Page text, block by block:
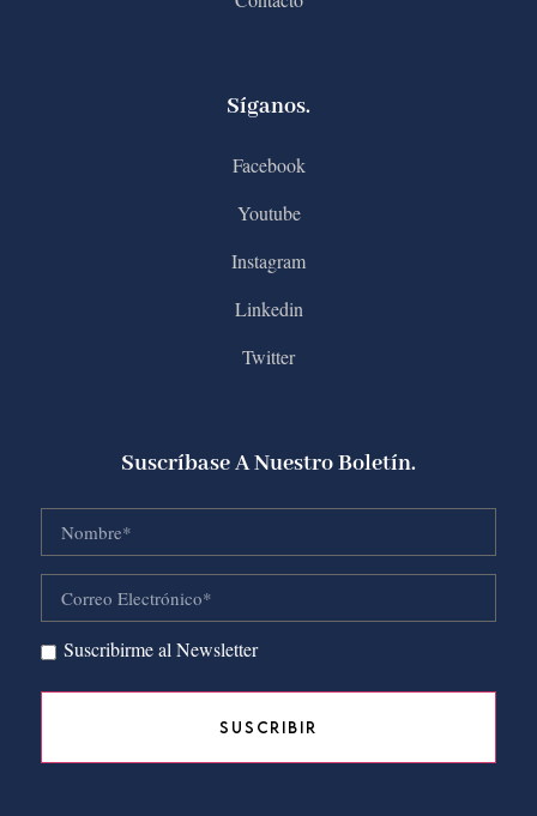
Síganos.
Facebook
Youtube
Instagram
Linkedin
Twitter
Suscríbase A Nuestro Boletín.
Suscribirme al Newsletter